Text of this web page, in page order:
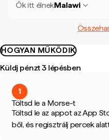
Ők itt élnekMalawi
HOGYAN MŰKÖDIK
Küldj pénzt 3 lépésben
1
Töltsd le a Morse-t
Töltsd le az appot az App
ből, és regisztrálj percek